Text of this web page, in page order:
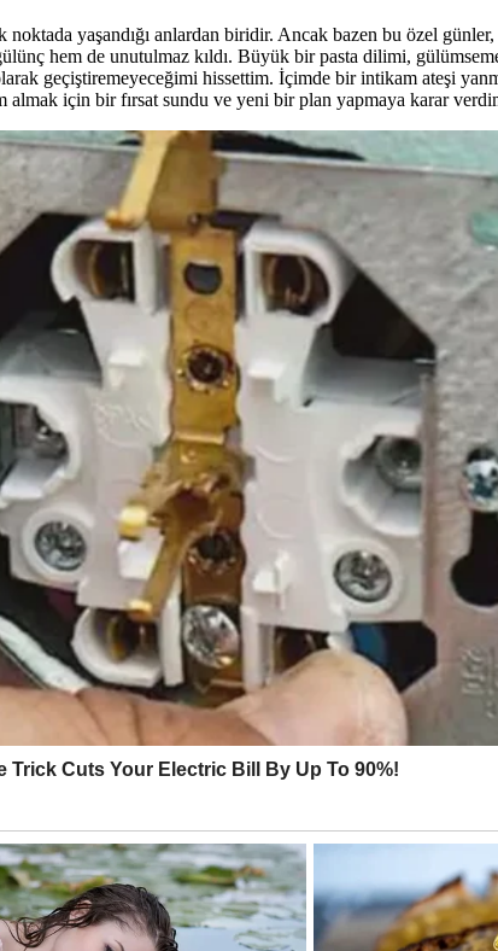
yaşandığı anlardan biridir. Ancak bazen bu özel
hem de unutulmaz kıldı. Büyük bir pasta dilimi,
geçiştiremeyeceğimi hissettim. İçimde bir intikam ateşi
almak için bir fırsat sundu ve yeni bir plan yapmaya karar